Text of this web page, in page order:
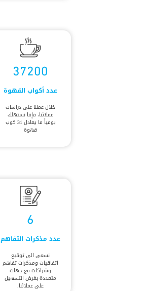
37200
عدد أكواب القهوة
خلال عملنا على دراسات
عملائنا، فإننا نستهلك
يومياً ما يعادل 31 كوب
قهوة
6
عدد مذكرات التفاهم
نسعى الى توقيع
اتفاقيات ومذكرات تفاهم
وشراكات مع جهات
متعددة بغرض التسهيل
على عملائنا.